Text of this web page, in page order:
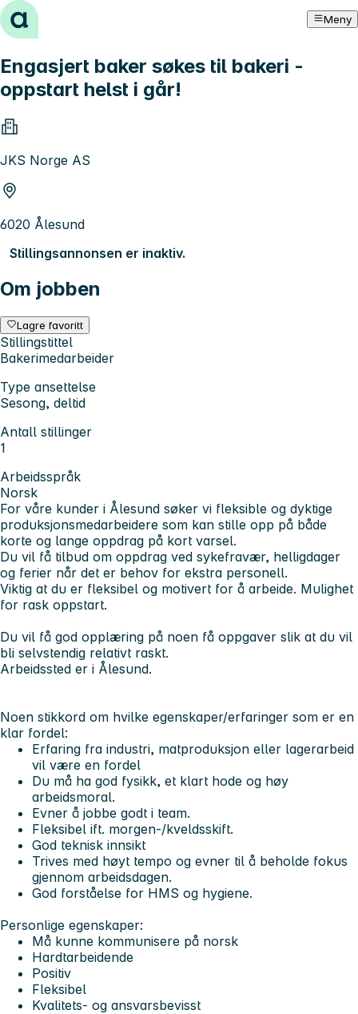
Hopp til innhold Meny
Engasjert baker søkes til bakeri -
oppstart helst i går!
JKS Norge AS
6020 Ålesund
Stillingsannonsen er inaktiv.
Om jobben
Lagre favoritt
Stillingstittel
Bakerimedarbeider
Type ansettelse
Sesong, deltid
Antall stillinger
1
Arbeidsspråk
Norsk
For våre kunder i Ålesund søker vi fleksible og dyktige
produksjonsmedarbeidere som kan stille opp på både
korte og lange oppdrag på kort varsel.
Du vil få tilbud om oppdrag ved sykefravær, helligdager
og ferier når det er behov for ekstra personell.
Viktig at du er fleksibel og motivert for å arbeide. Mulighet
for rask oppstart.
Du vil få god opplæring på noen få oppgaver slik at du vil
bli selvstendig relativt raskt.
Arbeidssted er i Ålesund.
Noen stikkord om hvilke egenskaper/erfaringer som er en
klar fordel:
Erfaring fra industri, matproduksjon eller lagerarbeid
vil være en fordel
Du må ha god fysikk, et klart hode og høy
arbeidsmoral.
Evner å jobbe godt i team.
Fleksibel ift. morgen-/kveldsskift.
God teknisk innsikt
Trives med høyt tempo og evner til å beholde fokus
gjennom arbeidsdagen.
God forståelse for HMS og hygiene.
Personlige egenskaper:
Må kunne kommunisere på norsk
Hardtarbeidende
Positiv
Fleksibel
Kvalitets- og ansvarsbevisst